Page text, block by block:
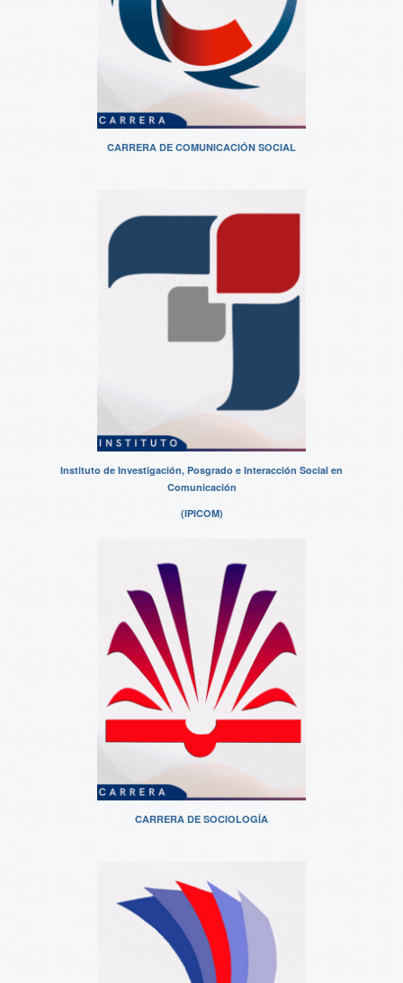
CARRERA DE COMUNICACIÓN SOCIAL
Instituto de Investigación, Posgrado e Interacción Social en
Comunicación
(IPICOM)
CARRERA DE SOCIOLOGÍA